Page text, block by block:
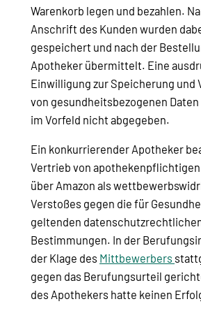
Warenkorb legen und bezahlen.
Anschrift des Kunden wurden
gespeichert und nach der
Apotheker übermittelt. Eine
Einwilligung zur Speicherung und
von gesundheitsbezogenen Daten
im Vorfeld nicht abgegeben.
Ein konkurrierender Apotheker
Vertrieb von
über Amazon als
Verstoßes gegen die für
geltenden
Bestimmungen. In der
der Klage des Mittbewerbers
gegen das Berufungsurteil
des Apothekers hatte keinen